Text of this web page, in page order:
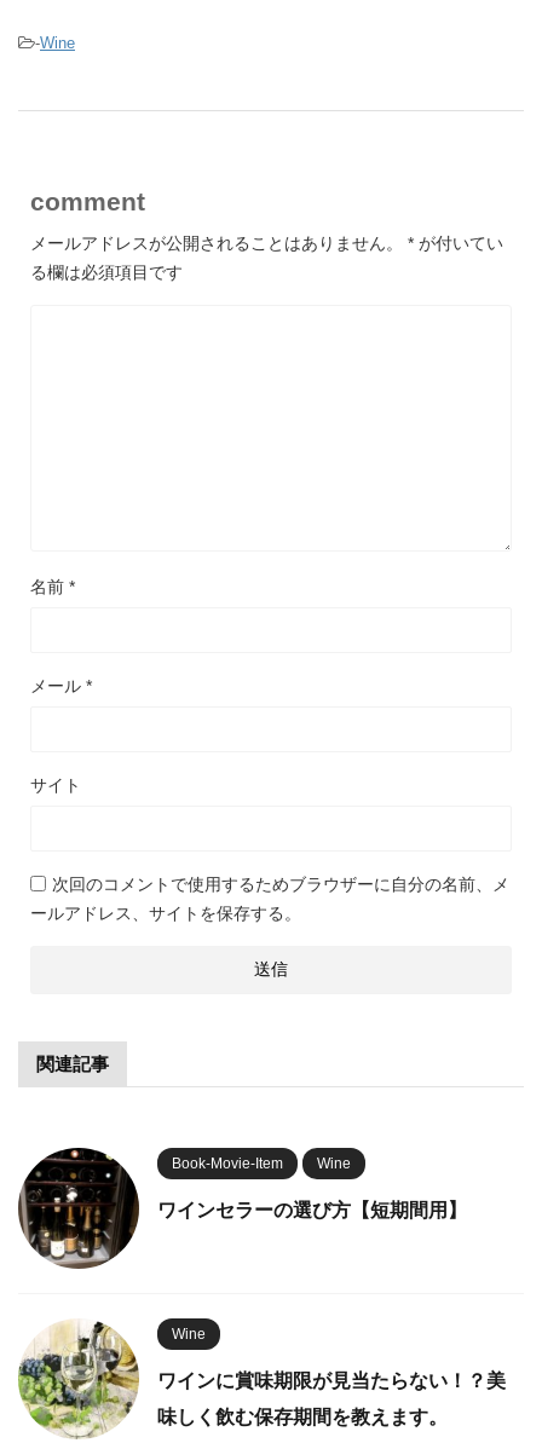
-Wine
comment
メールアドレスが公開されることはありません。 * が付いてい
る欄は必須項目です
名前 *
メール *
サイト
次回のコメントで使用するためブラウザーに自分の名前、メ
ールアドレス、サイトを保存する。
関連記事
Book-Movie-Item Wine
ワインセラーの選び方【短期間用】
Wine
ワインに賞味期限が見当たらない！？美
味しく飲む保存期間を教えます。